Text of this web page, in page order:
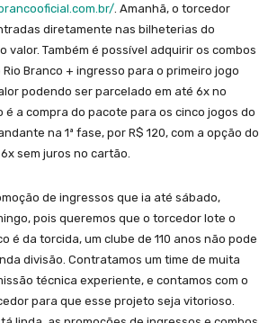
. Amanhã, o torcedor
diretamente nas bilheterias do
valor. Também é possível adquirir os combos
Branco + ingresso para o primeiro jogo
podendo ser parcelado em até 6x no
é a compra do pacote para os cinco jogos do
na 1ª fase, por R$ 120, com a opção do
sem juros no cartão.
de ingressos que ia até sábado,
pois queremos que o torcedor lote o
é da torcida, um clube de 110 anos não pode
divisão. Contratamos um time de muita
técnica experiente, e contamos com o
para que esse projeto seja vitorioso.